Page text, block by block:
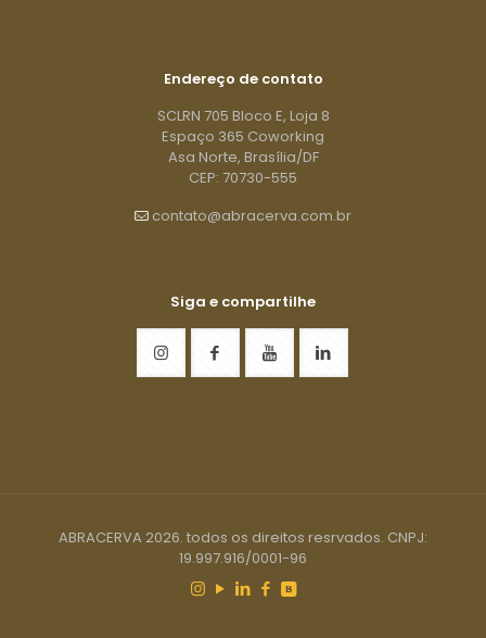
Endereço de contato
SCLRN 705 Bloco E, Loja 8
Espaço 365 Coworking
Asa Norte, Brasília/DF
CEP: 70730-555
contato@abracerva.com.br
Siga e compartilhe
ABRACERVA 2026. todos os direitos resrvados. CNPJ:
19.997.916/0001-96